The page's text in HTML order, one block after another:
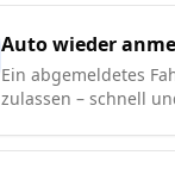
Auto wieder
Ein abgemeldetes
zulassen – schnell